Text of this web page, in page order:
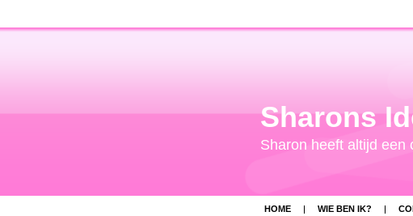
Sharons
Sharon heeft altijd een
HOME WIE BEN IK?